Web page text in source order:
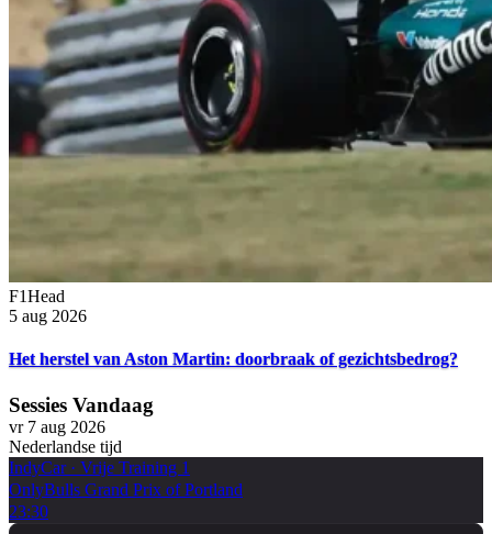
F1Head
5 aug 2026
Het herstel van Aston Martin: doorbraak of gezichtsbedrog?
Sessies Vandaag
vr 7 aug 2026
Nederlandse tijd
IndyCar· Vrije Training 1
OnlyBulls Grand Prix of Portland
23:30